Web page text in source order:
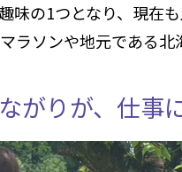
味の1つとなり、現
ラソンや地元である
がりが、仕事